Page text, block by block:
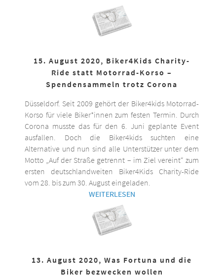
15. August 2020, Biker4Kids Charity-
Ride statt Motorrad-Korso –
Spendensammeln trotz Corona
Düsseldorf. Seit 2009 gehört der Biker4kids Motorrad-
Korso für viele Biker*innen zum festen Termin. Durch
Corona musste das für den 6. Juni geplante Event
ausfallen. Doch die Biker4kids suchten eine
Alternative und nun sind alle Unterstützer unter dem
Motto „Auf der Straße getrennt – im Ziel vereint“ zum
ersten deutschlandweiten Biker4Kids Charity-Ride
vom 28. bis zum 30. August eingeladen.
WEITERLESEN
13. August 2020, Was Fortuna und die
Biker bezwecken wollen